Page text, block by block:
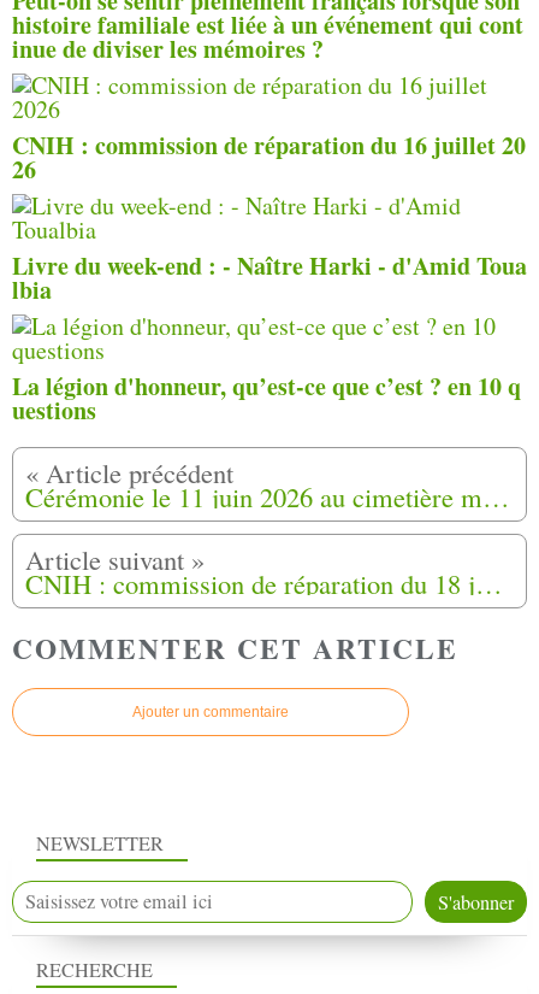
histoire familiale est liée à un événement qui cont
inue de diviser les mémoires ?
CNIH : commission de réparation du 16 juillet 20
26
Livre du week-end : - Naître Harki - d'Amid Toua
lbia
La légion d'honneur, qu’est-ce que c’est ? en 10 q
uestions
Cérémonie le 11 juin 2026 au cimetière musulman de Bergerac en mémoire de Tayeb Bouguern (24)
CNIH : commission de réparation du 18 juin 2026
COMMENTER CET ARTICLE
Ajouter un commentaire
NEWSLETTER
RECHERCHE